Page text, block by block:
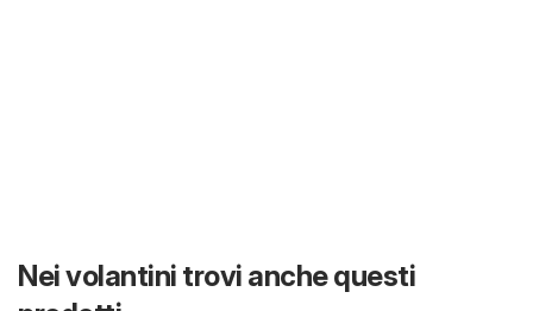
Nei volantini trovi anche questi